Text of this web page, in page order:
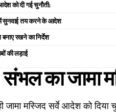
को दी गई चुनौती:
में सुनवाई तय करने के आदेश
रखने का निर्देश
की लड़ाई
का जामा
जामा मस्जिद सर्वे आदेश को दिया